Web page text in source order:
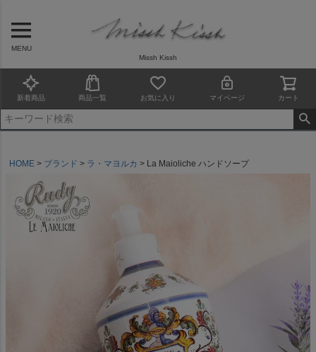
MENU
Missh Kissh
新着商品 商品一覧 お気に入り マイページ カート
HOME ブランド ラ・マヨルカ La Maioliche ハンドソープ